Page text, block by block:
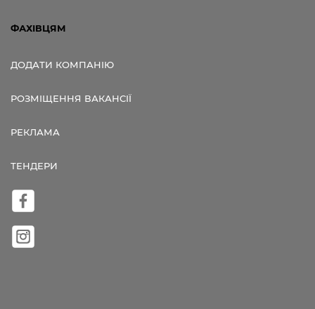
ФАХІВЦЯМ
ДОДАТИ КОМПАНІЮ
РОЗМІЩЕННЯ ВАКАНСІЇ
РЕКЛАМА
ТЕНДЕРИ